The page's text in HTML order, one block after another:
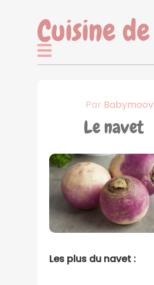
Par Babymoov
Le navet
Les plus du navet :